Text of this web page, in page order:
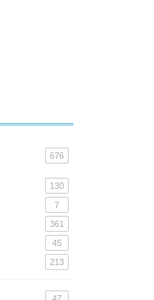
676
130
7
361
45
213